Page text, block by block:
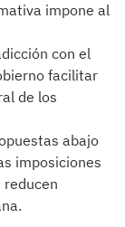
impone al
con el
facilitar
de los
abajo
imposiciones